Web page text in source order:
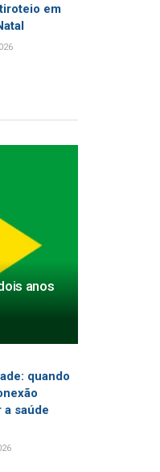
em
anos
quando
a saúde